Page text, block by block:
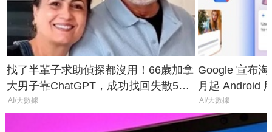
找了半輩子求助偵探都沒用！66歲加拿
大男子靠ChatGPT，成功找回失散50
年家人
AI/大數據
Google 宣布
月起 Android
AI/大數據